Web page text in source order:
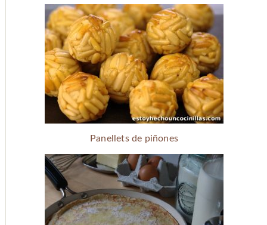
Panellets de piñones